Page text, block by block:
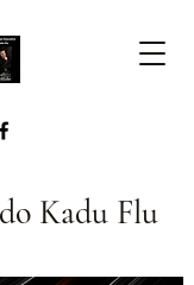
Kadu Flu